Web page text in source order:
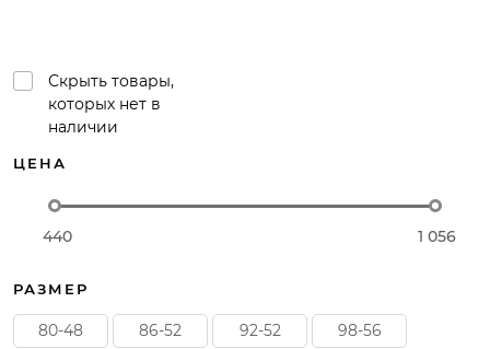
Скрыть товары,
которых нет в
наличии
ЦЕНА
440 1 056
РАЗМЕР
80-48 86-52 92-52
98-56